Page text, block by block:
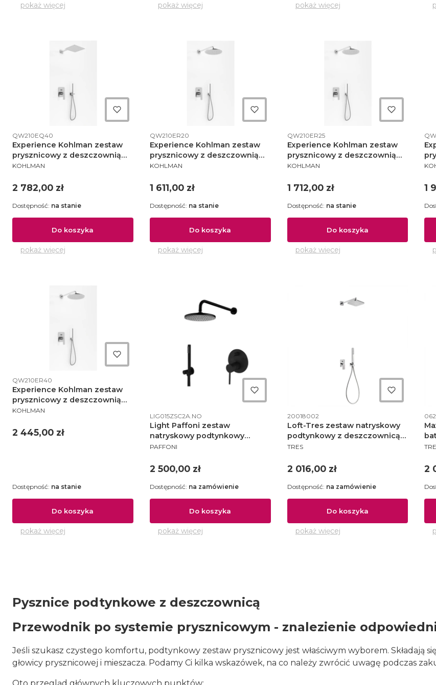
pokaż więcej pokaż więcej pokaż więcej
Kod produktu
QW210EQ40
Experience Kohlman zestaw
prysznicowy z deszczownią
40 cm chrom - QW210EQ40
PRODUCENT
KOHLMAN
Cena
2 782,00 zł
Do koszyka
Dostępność: na stanie
pokaż więcej
Kod produktu
QW210ER20
Experience Kohlman zestaw
prysznicowy z deszczownią
fi20 cm chrom - QW210ER20
PRODUCENT
KOHLMAN
Cena
1 611,00 zł
Do koszyka
Dostępność: na stanie
pokaż więcej
Kod produktu
QW210ER25
Experience Kohlman zestaw
prysznicowy z deszczownią
fi25 cm chrom - QW210ER25
PRODUCENT
KOHLMAN
Cena
1 712,00 zł
Do koszyka
Dostępność: na stanie
pokaż więcej
1
Kod produktu
QW210ER40
Experience Kohlman zestaw
prysznicowy z deszczownią
fi40 cm chrom - QW210ER40
PRODUCENT
KOHLMAN
Cena
2 445,00 zł
Do koszyka
Dostępność: na stanie
pokaż więcej
Kod produktu
LIG015ZSC2A.NO
Light Paffoni zestaw
natryskowy podtynkowy
deszczownica 225 czarny mat
PRODUCENT
PAFFONI
Cena
2 500,00 zł
Do koszyka
Dostępność: na zamówienie
pokaż więcej
Kod produktu
20018002
Loft-Tres zestaw natryskowy
podtynkowy z deszczownicą
22x22 chrom – 200.180.02
PRODUCENT
TRES
Cena
2 016,00 zł
Do koszyka
Dostępność: na zamówienie
pokaż więcej
2
Pysznice podtynkowe z deszczownicą
Przewodnik po systemie prysznicowym - znalezienie
Jeśli szukasz czystego komfortu, podtynkowy zestaw prysznicowy jest właściwym wyborem. Składają
głowicy prysznicowej i mieszacza. Podamy Ci kilka wskazówek, na co należy zwrócić uwagę podczas